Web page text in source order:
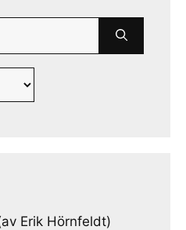
Erik Hörnfeldt)